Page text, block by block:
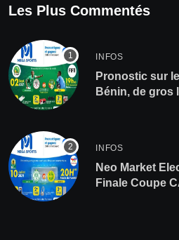
Les Plus Commentés
INFOS
Pronostic sur
Bénin, de gros
INFOS
Neo Market
Finale Coupe